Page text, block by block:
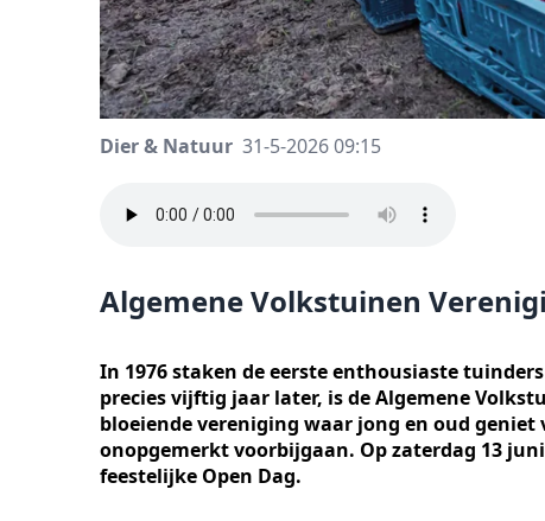
Dier & Natuur 31-5-2026 09:15
Algemene Volkstuinen
In 1976 staken de eerste enthousiaste
precies vijftig jaar later, is de Algemene
bloeiende vereniging waar jong en oud
onopgemerkt voorbijgaan. Op zaterdag 13
feestelijke Open Dag.